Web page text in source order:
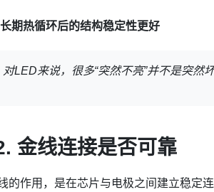
长期热循环后的结构稳定性更好
对LED来说，很多“突然不亮”并不是突然
金线连接是否可靠
的作用，是在芯片与电极之间建立稳定